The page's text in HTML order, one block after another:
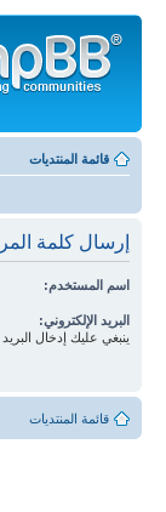
المحتويات
قائمة المنتديات
إرسال كلمة
اسم المستخدم:
البريد الإلكتروني:
ينبغي عليك إدخال
قائمة المنتديات